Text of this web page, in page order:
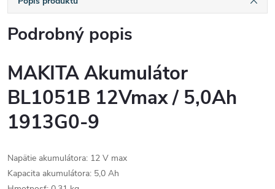
Podrobný popis
MAKITA Akumulátor
BL1051B 12Vmax / 5,0Ah
1913G0-9
Napätie akumulátora: 12 V max
Kapacita akumulátora: 5,0 Ah